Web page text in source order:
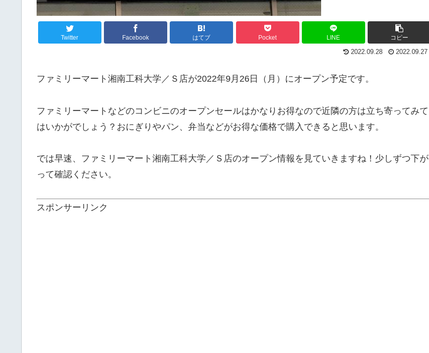
Twitter Facebook はてブ Pocket LINE コピー
2022.09.28 2022.09.27
ファミリーマート湘南工科大学／Ｓ店が2022年9月26日（月）にオープン予定です。
ファミリーマートなどのコンビニのオープンセールはかなりお得なので近隣の方は立ち寄ってみて
はいかがでしょう？おにぎりやパン、弁当などがお得な価格で購入できると思います。
では早速、ファミリーマート湘南工科大学／Ｓ店のオープン情報を見ていきますね！少しずつ下が
って確認ください。
スポンサーリンク